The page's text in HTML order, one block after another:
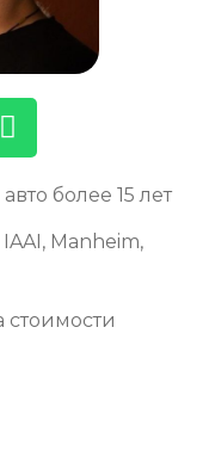
более 15 лет
Manheim,